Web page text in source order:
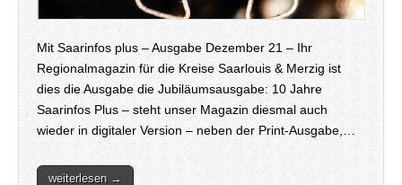
Mit Saarinfos plus – Ausgabe Dezember 21 – Ihr
Regionalmagazin für die Kreise Saarlouis & Merzig ist
dies die Ausgabe die Jubiläumsausgabe: 10 Jahre
Saarinfos Plus – steht unser Magazin diesmal auch
wieder in digitaler Version – neben der Print-Ausgabe,…
weiterlesen →